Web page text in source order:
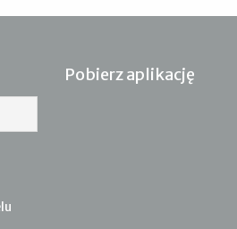
Pobierz aplikację